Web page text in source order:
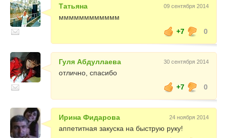
Татьяна 09 сентября 2014
мммммммммммм
+7
0
Гуля Абдуллаева 30 сентября 2014
отлично, спасибо
+7
0
Ирина Фидарова 24 ноября 2014
аппетитная закуска на быструю руку!